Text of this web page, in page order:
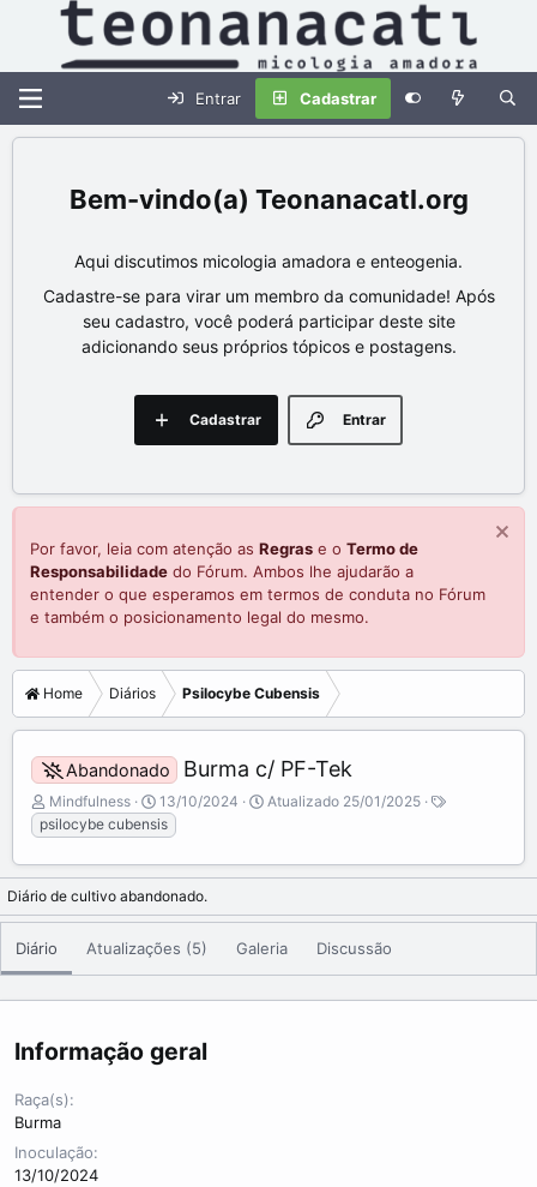
Entrar Cadastrar
Teonanacatl.org
Aqui discutimos micologia amadora e enteogenia.
Cadastre-se para virar um membro da comunidade! Após
seu cadastro, você poderá participar deste site
adicionando seus próprios tópicos e postagens.
Entrar
Cadastrar
Por favor, leia com atenção as Regras e o Termo de
Responsabilidade do Fórum. Ambos lhe ajudarão a
entender o que esperamos em termos de conduta no Fórum
e também o posicionamento legal do mesmo.
Home Diários Psilocybe Cubensis
Abandonado Burma c/ PF-Tek
A
d
i
c
a
d
r
Mindfulness
C
r
e
a
t
a
t
13/10/2024 Atualizado 25/01/2025
T
s
psilocybe cubensis
Diário de cultivo abandonado.
Diário Atualizações (5) Galeria Discussão
Informação geral
Raça(s)
Burma
Inoculação
13/10/2024